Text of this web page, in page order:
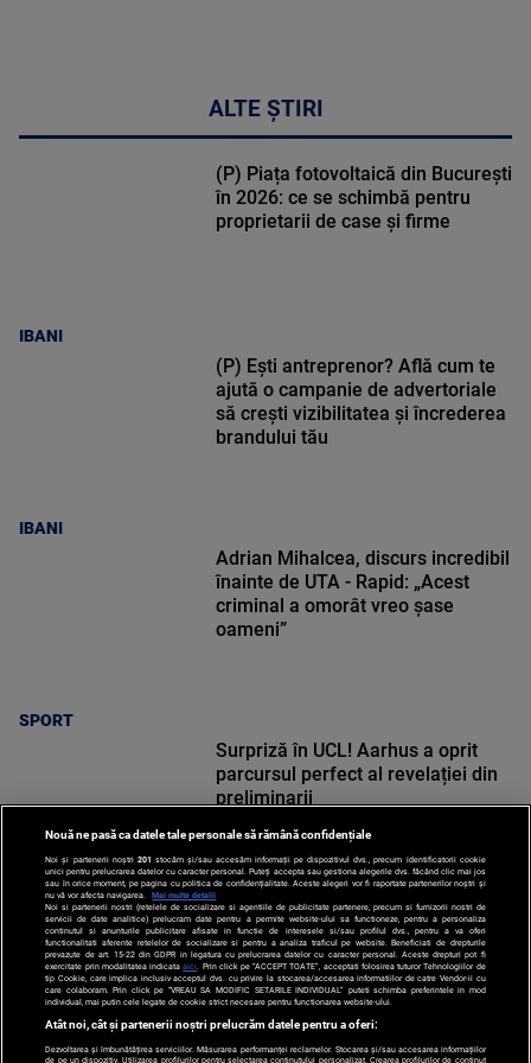
ALTE ȘTIRI
IBANI
(P) Piața fotovoltaică din București
în 2026: ce se schimbă pentru
proprietarii de case și firme
IBANI
(P) Ești antreprenor? Află cum te
ajută o campanie de advertoriale
să crești vizibilitatea și încrederea
brandului tău
SPORT
Adrian Mihalcea, discurs incredibil
înainte de UTA - Rapid: „Acest
criminal a omorât vreo șase
oameni”
SPORT
Surpriză în UCL! Aarhus a oprit
parcursul perfect al revelației din
preliminarii
Nouă ne pasă ca datele tale personale să rămână confidențiale
Noi și partenerii noștri 201 stocăm și/sau accesăm informații pe dispozitivul dvs., precum identificatorii cookie
unici pentru prelucrarea datelor cu caracter personal. Puteți accepta sau gestiona alegerile dvs. făcând clic mai jos
sau în orice moment, pe pagina cu politica de confidențialitate. Aceste alegeri vor fi raportate partenerilor noștri și
nu vă vor afecta navigarea.
Mai multe detalii
Noi si partenerii nostri (retelele de socializare si agentiile de publicitate partenere, precum si furnizorii nostri de
servicii de date analitice) prelucram date pentru a permite website-ului sa functioneze, pentru a personaliza
continutul si anunturile publicitare afisate in functie de interesele si/sau profilul dvs., pentru a va oferi
functionalitati aferente retelelor de socializare si pentru a analiza traficul pe website. Beneficiati de drepturile
prevazute de art. 15-22 din GDPR in legatura cu prelucrarea datelor cu caracter personal. Aceste drepturi pot fi
exercitate prin modalitatea indicataaici . Prin click pe “ACCEPT TOATE”, acceptati folosirea tuturor Tehnologiilor de
tip Cookie, care implica inclusiv acceptul dvs. cu privire la stocarea/accesarea informatiilor de catre Vendor-ii cu
care colaboram. Prin click pe “VREAU SA MODIFIC SETARILE INDIVIDUAL” puteti schimba preferintele in mod
individual, mai putin cele legate de cookie strict necesare pentru functionarea website-ului.
Atât noi, cât și partenerii noștri prelucrăm datele pentru a oferi:
Dezvoltarea și îmbunătățirea serviciilor. Măsurarea performanței reclamelor. Stocarea și/sau accesarea informațiilor
de pe un dispozitiv. Utilizarea profilurilor pentru selectarea conținutului personalizat. Crearea profilurilor de conținut